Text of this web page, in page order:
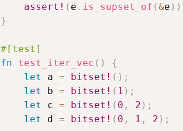
assert! ( e . is_supset_of (&e ) )
}
#[test]
fn
test_iter_vec ( )
{
let
a = bitset! ( ) ;
let
b = bitset! ( 1 ) ;
let
c = bitset! ( 0 , 2 ) ;
let
d = bitset! ( 0 , 1 , 2 ) ;